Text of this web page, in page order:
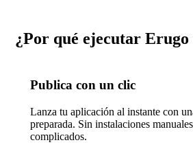
¿Por qué ejecutar
Publica con un clic
Lanza tu aplicación al instante con
preparada. Sin instalaciones
complicados.